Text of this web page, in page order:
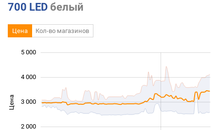
700 LED белый
Цена Кол-во магазинов
Цена 1 000
2 000
3 000
4 000
5 000